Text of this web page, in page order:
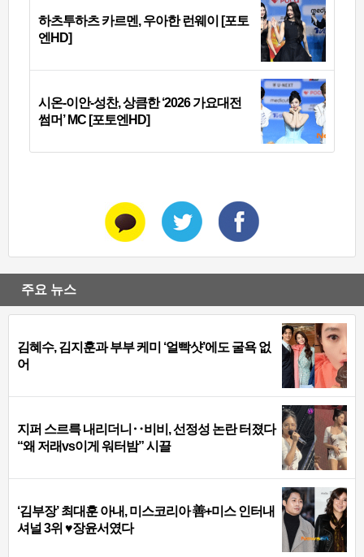
하츠투하츠 카르멘, 우아한 런웨이 [포토
엔HD]
시온-이안-성찬, 상큼한 ‘2026 가요대전
썸머’ MC [포토엔HD]
주요 뉴스
김혜수, 김지훈과 부부 케미 ‘얼빡샷’에도 굴욕 없
어
지퍼 스르륵 내리더니‥비비, 선정성 논란 터졌다
“왜 저래vs이게 워터밤” 시끌
‘김부장’ 최대훈 아내, 미스코리아 善+미스 인터내
셔널 3위 ♥장윤서였다